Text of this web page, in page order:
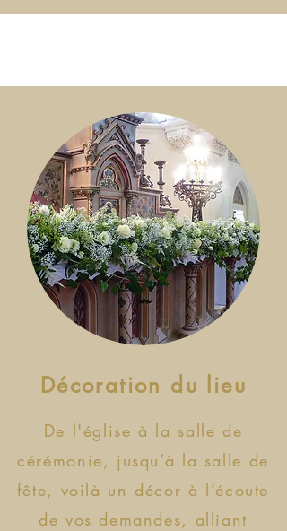
Décoration du lieu
De l'église à la salle de
cérémonie, jusqu’à la salle de
fête, voilà un décor à l’écoute
de vos demandes, alliant